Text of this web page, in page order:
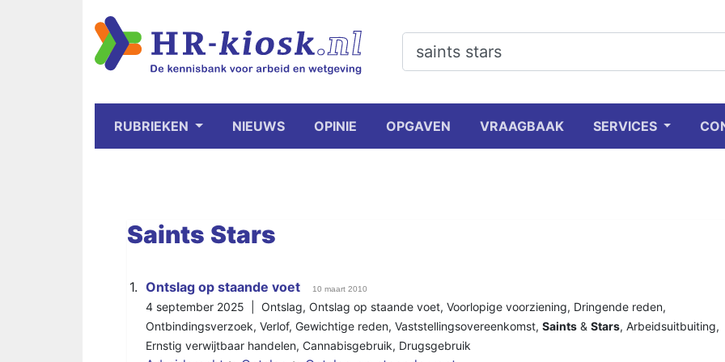
RUBRIEKEN NIEUWS OPINIE OPGAVEN VRAAGBAAK SERVICES
Saints Stars
1. Ontslag op staande voet 10 maart 2010
4 september 2025 | Ontslag, Ontslag op staande voet, Voorlopige voorziening, Dringende reden,
Ontbindingsverzoek, Verlof, Gewichtige reden, Vaststellingsovereenkomst, Saints & Stars, Arbeidsuitbuiting,
Ernstig verwijtbaar handelen, Cannabisgebruik, Drugsgebruik